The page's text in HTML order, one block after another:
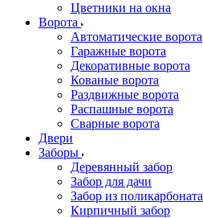
Цветники на окна
Ворота
Автоматические ворота
Гаражные ворота
Декоративные ворота
Кованые ворота
Раздвижные ворота
Распашные ворота
Сварные ворота
Двери
Заборы
Деревянный забор
Забор для дачи
Забор из поликарбоната
Кирпичный забор